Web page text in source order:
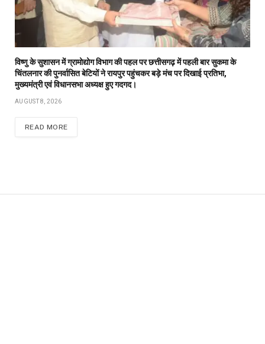
विष्णु के सुशासन में ग्रामोद्योग विभाग की पहल पर छत्तीसगढ़ में पहली बार सुकमा के
चिंतलनार की पुनर्वासित बेटियों ने रायपुर पहुंचकर बड़े मंच पर दिखाई प्रतिभा,
मुख्यमंत्री एवं विधानसभा अध्यक्ष हुए गदगद।
AUGUST 8, 2026
READ MORE